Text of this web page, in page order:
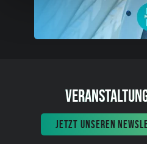
JETZT UNSEREN